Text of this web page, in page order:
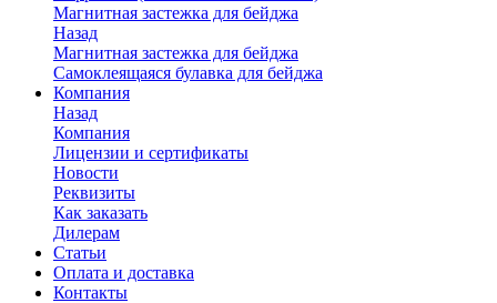
Магнитная застежка для бейджа
Назад
Магнитная застежка для бейджа
Самоклеящаяся булавка для бейджа
Компания
Назад
Компания
Лицензии и сертификаты
Новости
Реквизиты
Как заказать
Дилерам
Статьи
Оплата и доставка
Контакты